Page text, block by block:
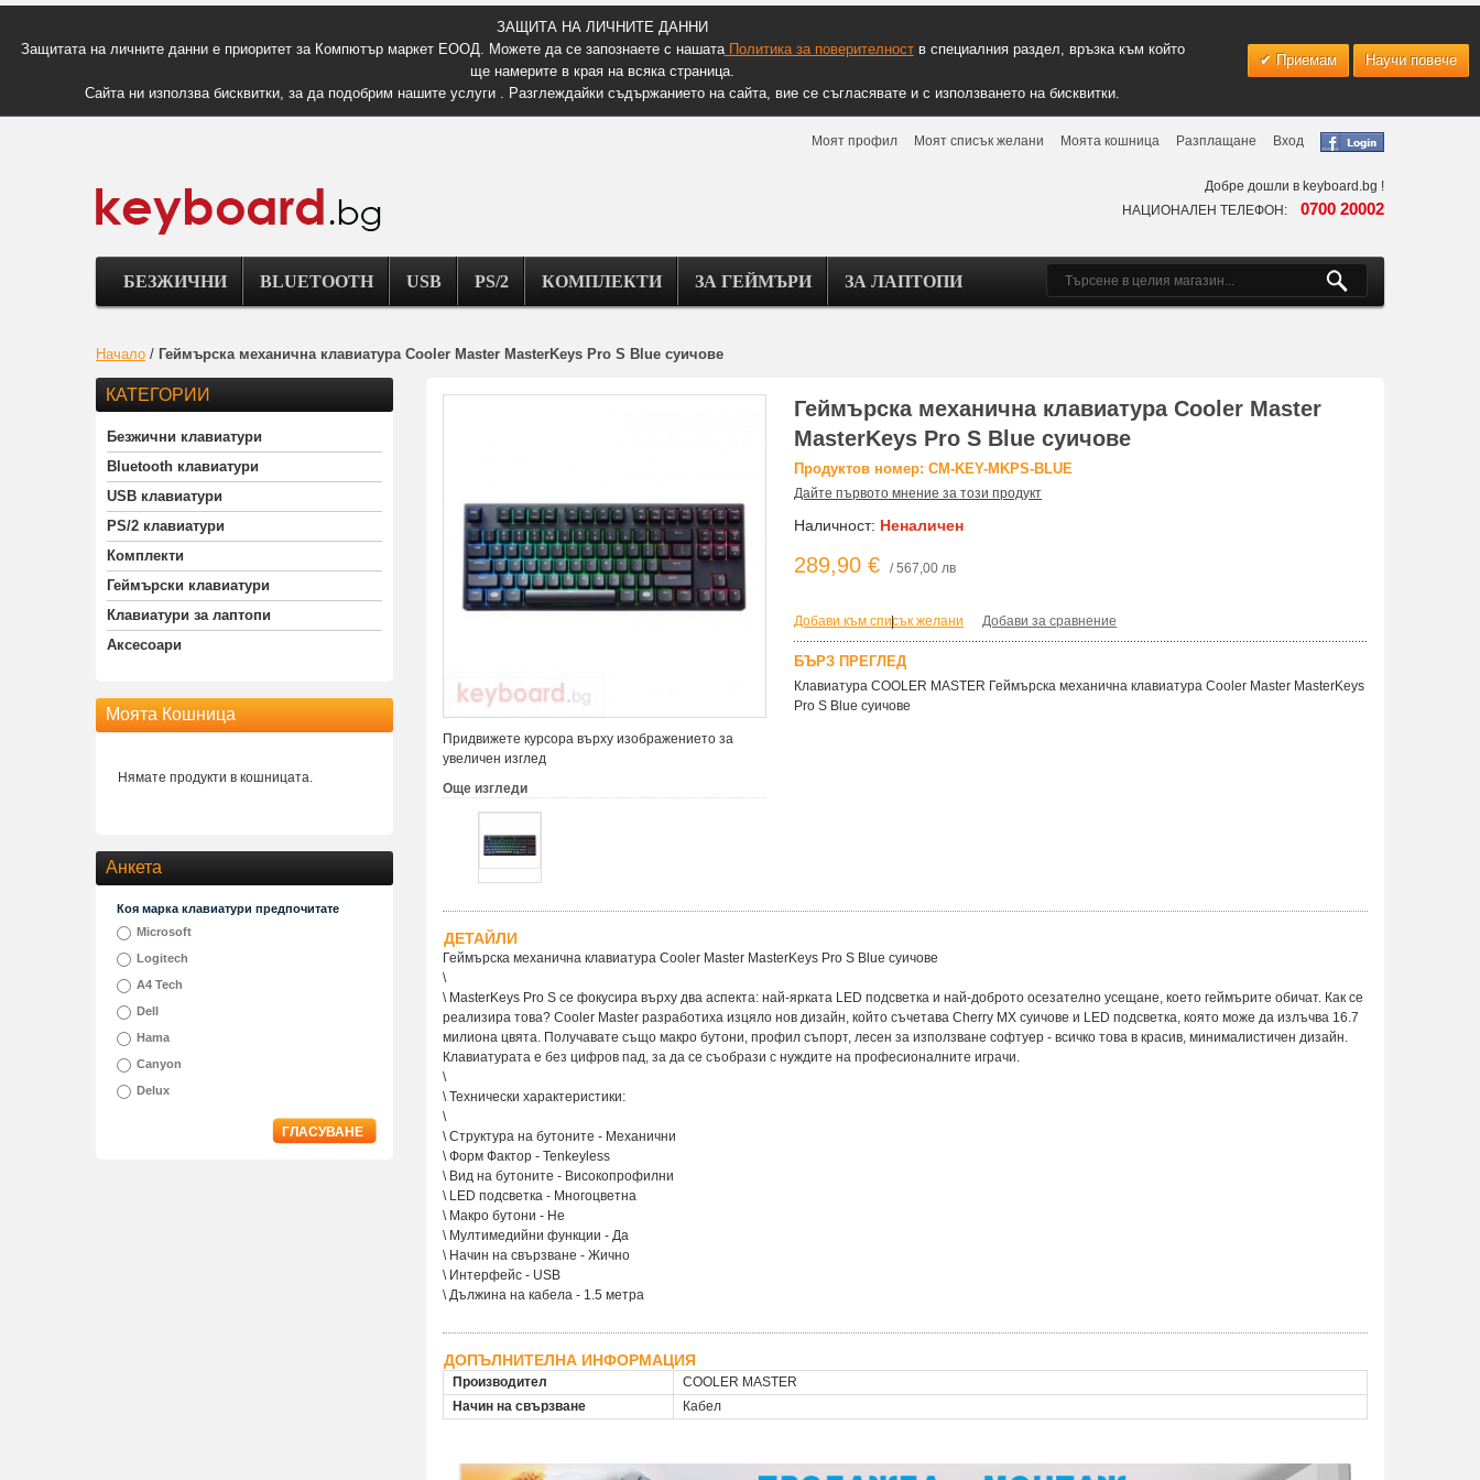
ЗАЩИТА НА ЛИЧНИТЕ ДАННИ
Защитата на личните данни е приоритет за Компютър маркет ЕООД. Можете да се запознаете с нашатаПолитика за поверителноств специалния раздел, връзка към който
ще намерите в края на всяка страница.
Сайта ни използва бисквитки, за да подобрим нашите услуги . Разглеждайки съдържанието на сайта, вие се съгласявате и с използването на бисквитки.
Приемам Научи повече
Моят профил Моят списък желани Моята кошница Разплащане Вход
Добре дошли в keyboard.bg !
НАЦИОНАЛЕН ТЕЛЕФОН: 0700 20002
БЕЗЖИЧНИ BLUETOOTH USB PS/2 КОМПЛЕКТИ ЗА ГЕЙМЪРИ ЗА ЛАПТОПИ
Начало / Геймърска механична клавиатура Cooler Master MasterKeys Pro S Blue суичове
Придвижете курсора върху изображението за
увеличен изглед
Още изгледи
Геймърска механична клавиатура Cooler Master
MasterKeys Pro S Blue суичове
Продуктов номер: CM-KEY-MKPS-BLUE
Дайте първото мнение за този продукт
Наличност: Неналичен
289,90 € / 567,00 лв
Добави към списък желани
| Добави за сравнение
БЪРЗ ПРЕГЛЕД
Клавиатура COOLER MASTER Геймърска механична клавиатура Cooler Master MasterKeys
Pro S Blue суичове
ДЕТАЙЛИ
Геймърска механична клавиатура Cooler Master MasterKeys Pro S Blue суичове
\
\ MasterKeys Pro S се фокусира върху два аспекта: най-ярката LED подсветка и най-доброто осезателно усещане, което геймърите обичат. Как се
реализира това? Cooler Master разработиха изцяло нов дизайн, който съчетава Cherry MX суичове и LED подсветка, която може да излъчва 16.7
милиона цвята. Получавате също макро бутони, профил съпорт, лесен за използване софтуер - всичко това в красив, минималистичен дизайн.
Клавиатурата е без цифров пад, за да се съобрази с нуждите на професионалните играчи.
\
\ Технически характеристики:
\
\ Структура на бутоните - Механични
\ Форм Фактор - Tenkeyless
\ Вид на бутоните - Високопрофилни
\ LED подсветка - Многоцветна
\ Макро бутони - Не
\ Мултимедийни функции - Да
\ Начин на свързване - Жично
\ Интерфейс - USB
\ Дължина на кабела - 1.5 метра
ДОПЪЛНИТЕЛНА ИНФОРМАЦИЯ
Производител
COOLER MASTER
Начин на свързване
Кабел
КАТЕГОРИИ
Безжични клавиатури
Bluetooth клавиатури
USB клавиатури
PS/2 клавиатури
Комплекти
Геймърски клавиатури
Клавиатури за лаптопи
Аксесоари
Моята Кошница
Нямате продукти в кошницата.
Анкета
Коя марка клавиатури предпочитате
Microsoft
Logitech
A4 Tech
Dell
Hama
Canyon
Delux
ГЛАСУВАНЕ